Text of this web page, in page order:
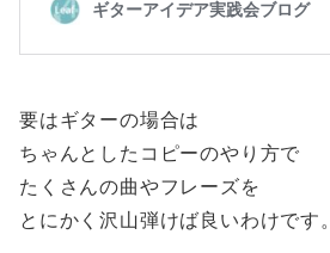
要はギターの場合は
ちゃんとしたコピーのやり方で
たくさんの曲やフレーズを
とにかく沢山弾けば良いわけです。